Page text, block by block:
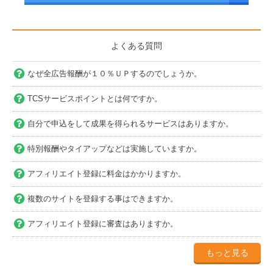
よくある質問
なぜ全広告報酬が１０％ＵＰするのでしょうか。
TCSサービスポイントとは何ですか。
自分で申込をして成果を得られるサービスはありますか。
特別報酬やタイアップなどは実施していますか。
アフィリエイト登録に料金はかかりますか。
複数のサイトを登録する事はできますか。
アフィリエイト登録に審査はありますか。
もっと見る